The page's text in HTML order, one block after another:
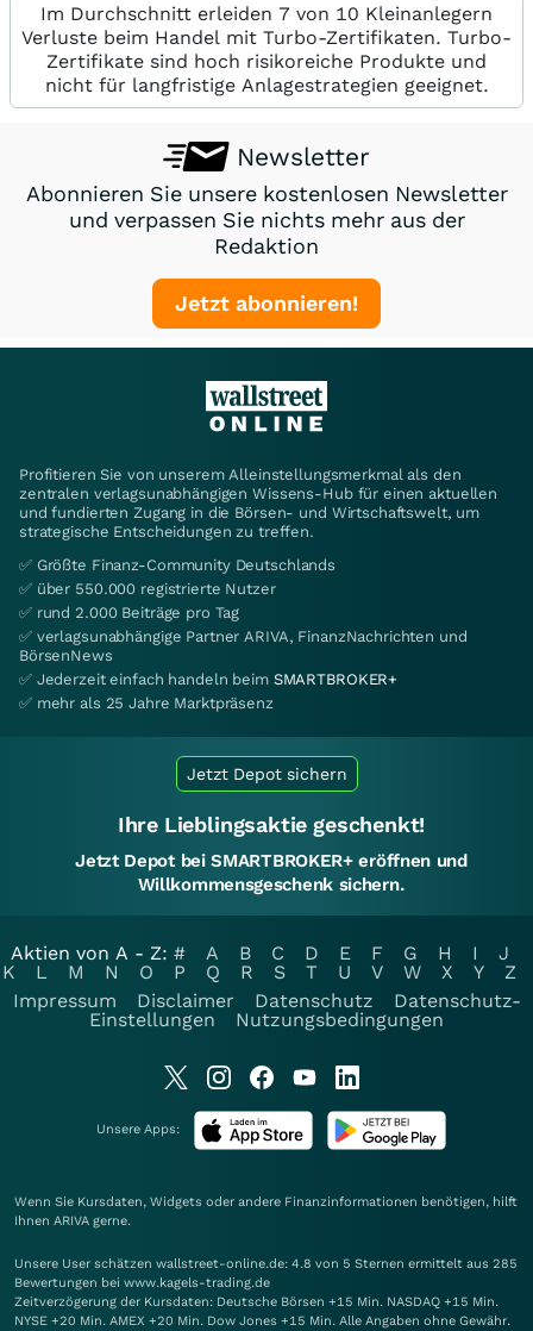
Im Durchschnitt erleiden 7 von 10 Kleinanlegern
Verluste beim Handel mit Turbo-Zertifikaten. Turbo-
Zertifikate sind hoch risikoreiche Produkte und
nicht für langfristige Anlagestrategien geeignet.
Newsletter
Abonnieren Sie unsere kostenlosen Newsletter
und verpassen Sie nichts mehr aus der
Redaktion
Jetzt abonnieren!
Profitieren Sie von unserem Alleinstellungsmerkmal als den
zentralen verlagsunabhängigen Wissens-Hub für einen aktuellen
und fundierten Zugang in die Börsen- und Wirtschaftswelt, um
strategische Entscheidungen zu treffen.
✅ Größte Finanz-Community Deutschlands
✅ über 550.000 registrierte Nutzer
✅ rund 2.000 Beiträge pro Tag
✅ verlagsunabhängige Partner ARIVA, FinanzNachrichten und
BörsenNews
✅ Jederzeit einfach handeln beim SMARTBROKER+
✅ mehr als 25 Jahre Marktpräsenz
Jetzt Depot sichern
Ihre Lieblingsaktie geschenkt!
Jetzt Depot bei SMARTBROKER+ eröffnen und
Willkommensgeschenk sichern.
Aktien von A - Z: # A B C D E F G H I
J
K
L M N O P Q R S T U V W X Y
Z
Impressum
Disclaimer Datenschutz
Datenschutz-
Einstellungen
Nutzungsbedingungen
Unsere Apps:
Wenn Sie Kursdaten, Widgets oder andere Finanzinformationen benötigen, hilft
Ihnen ARIVA gerne.
Unsere User schätzen wallstreet-online.de: 4.8 von 5 Sternen ermittelt aus 285
Bewertungen bei www.kagels-trading.de
Zeitverzögerung der Kursdaten: Deutsche Börsen +15 Min. NASDAQ +15 Min.
NYSE +20 Min. AMEX +20 Min. Dow Jones +15 Min. Alle Angaben ohne Gewähr.